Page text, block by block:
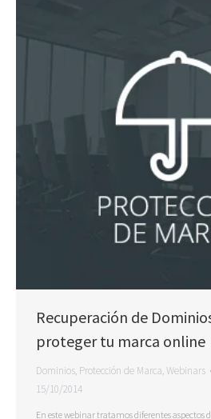
Recuperación de
proteger tu marca online
Dominios, Protección de Marca,Webinars
15/10/2014
En este webinar tratamos diferentes aspectos